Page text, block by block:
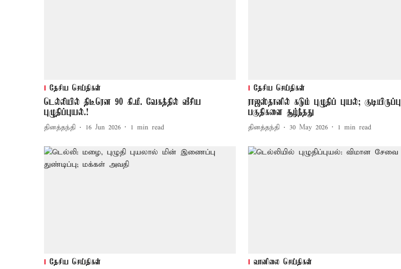
தேசிய செய்திகள்
டெல்லியில் திடீரென 90 கி.மீ. வேகத்தில் வீசிய
புழுதிப்புயல்.!
தினத்தந்தி 16 Jun 2026 1 min read
தேசிய செய்திகள்
ராஜஸ்தானில் கடும் புழுதிப் புயல்; குடியிருப்பு
பகுதிகளை சூழ்ந்தது
தினத்தந்தி 30 May 2026 1 min read
தேசிய செய்திகள் வானிலை செய்திகள்